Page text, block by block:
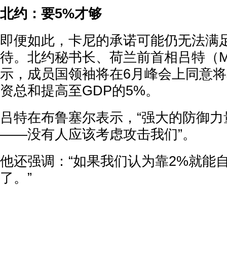
北约：要5%才够
即便如此，卡尼的承诺可能仍无法满
待。北约秘书长、荷兰前首相吕特（
示，成员国领袖将在6月峰会上同意
资总和提高至GDP的5%。
吕特在布鲁塞尔表示，“强大的防御
——没有人应该考虑攻击我们”。
他还强调：“如果我们认为靠2%就能
了。”